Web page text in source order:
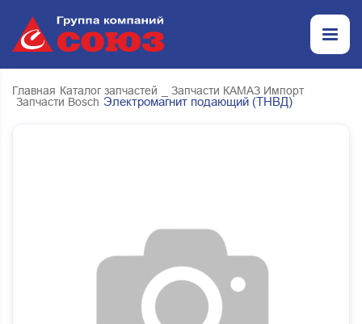
Главная Каталог запчастей
_ Запчасти КАМАЗ Импорт
Запчасти Bosch Электромагнит подающий (ТНВД)